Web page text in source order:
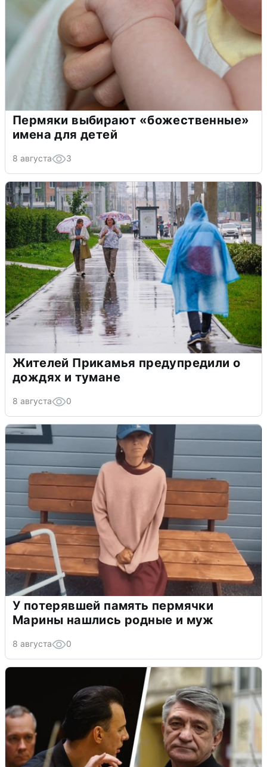
Пермяки выбирают «божественные»
имена для детей
8 августа 3
Жителей Прикамья предупредили о
дождях и тумане
8 августа 0
У потерявшей память пермячки
Марины нашлись родные и муж
8 августа 0